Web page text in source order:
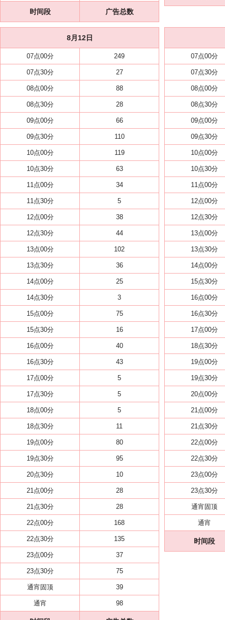
时间段 广告总数
8月12日
07点00分 249
07点30分 27
08点00分 88
08点30分 28
09点00分 66
09点30分 110
10点00分 119
10点30分 63
11点00分 34
11点30分 5
12点00分 38
12点30分 44
13点00分 102
13点30分 36
14点00分 25
14点30分 3
15点00分 75
15点30分 16
16点00分 40
16点30分 43
17点00分 5
17点30分 5
18点00分 5
18点30分 11
19点00分 80
19点30分 95
20点30分 10
21点00分 28
21点30分 28
22点00分 168
22点30分 135
23点00分 37
23点30分 75
通宵固顶 39
通宵 98
07点00分
07点30分
08点00分
08点30分
09点00分
09点30分
10点00分
10点30分
11点00分
12点00分
12点30分
13点00分
13点30分
14点00分
15点30分
16点00分
16点30分
17点00分
18点30分
19点00分
19点30分
20点00分
21点00分
21点30分
22点00分
22点30分
23点00分
23点30分
通宵固顶
通宵
时间段